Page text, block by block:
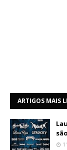
ARTIGOS MAIS